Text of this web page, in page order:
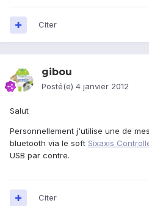
Citer
gibou
Posté(e) 4 janvier 2012
Salut
Personnellement j'utilise une de
bluetooth via le soft Sixaxis
USB par contre.
Citer